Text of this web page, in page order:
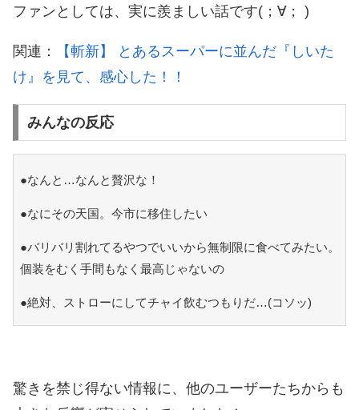
ファンとしては、実に羨ましい話です(；∀； )
関連：
【斬新】 とあるスーパーに並んだ『しいた
け』を見て、感心した！！
みんなの反応
●なんと…なんと贅沢な！
●なにその天国。今市に移住したい
●バリバリ割れてるやつでいいから無制限に食べてみたい。
個装をむく手間もなく最高じゃないの
●絶対、ストローにしてチャイ飲むつもりだ…(コソッ)
驚きを禁じ得ない情報に、他のユーザーたちからも